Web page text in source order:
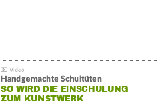
Handgemachte Schultüten
SO WIRD DIE EINSCHULUNG
ZUM KUNSTWERK